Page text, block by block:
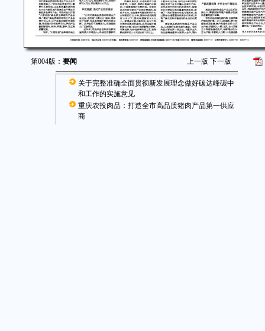
第004版： 要闻 上一版 下一版
关于完整准确全面贯彻新发展理念做好碳达峰碳中
和工作的实施意见
重庆农投肉品：打造全市高品质猪肉产品第一供应
商